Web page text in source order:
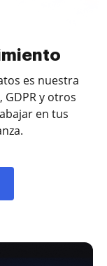
es nuestra
GDPR y otros
en tus